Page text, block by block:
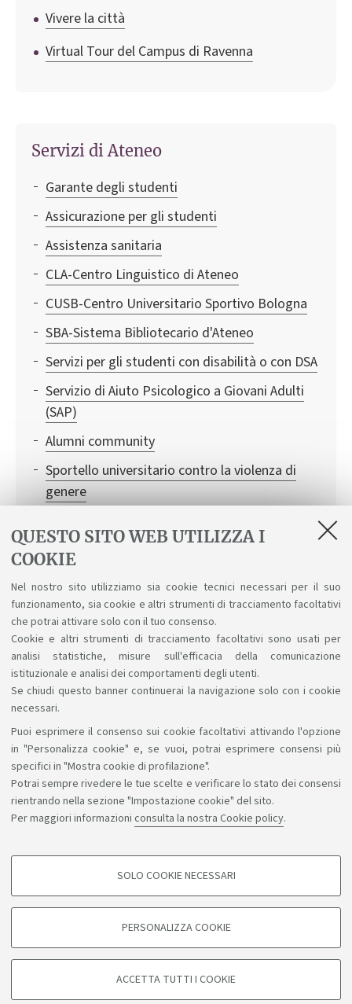
QUESTO SITO WEB UTILIZZA I
COOKIE
Nel nostro sito utilizziamo sia cookie tecnici necessari per il suo
funzionamento, sia cookie e altri strumenti di tracciamento facoltativi
che potrai attivare solo con il tuo consenso.
Cookie e altri strumenti di tracciamento facoltativi sono usati per
analisi statistiche, misure sull'efficacia della comunicazione
istituzionale e analisi dei comportamenti degli utenti.
Se chiudi questo banner continuerai la navigazione solo con i cookie
necessari.
Puoi esprimere il consenso sui cookie facoltativi attivando l'opzione
in "Personalizza cookie" e, se vuoi, potrai esprimere consensi più
specifici in "Mostra cookie di profilazione".
Potrai sempre rivedere le tue scelte e verificare lo stato dei consensi
rientrando nella sezione "Impostazione cookie" del sito.
Per maggiori informazioni consulta la nostra Cookie policy.
COOKIE DI PROFILAZIONE - FACOLTATIVI
degli utenti, creare profili in base al loro comportamento sul sito, per analisi
di marketing.
Google/Youtube Video
SOLO COOKIE NECESSARI
PERSONALIZZA COOKIE
ACCETTA TUTTI I COOKIE
Vivere la città
Virtual Tour del Campus di Ravenna
Servizi di Ateneo
Garante degli studenti
Assicurazione per gli studenti
Assistenza sanitaria
CLA-Centro Linguistico di Ateneo
CUSB-Centro Universitario Sportivo Bologna
SBA-Sistema Bibliotecario d'Ateneo
Servizi per gli studenti con disabilità o con DSA
Servizio di Aiuto Psicologico a Giovani Adulti
(SAP)
Alumni community
Sportello universitario contro la violenza di
genere
Consigliera di Fiducia: un aiuto in caso di
discriminazioni, molestie sessuali e
psicologiche
SMA- Sistema Museale d'Ateneo
Sosteniamo il diritto alla conoscenza
Seguici su:
Bologna - Via Zamboni, 33 - 40126 Bologna - PI: 01131710376 -
CF: 80007010376
Note legali Informazioni sul sito e accessibilità
Impostazioni cookie